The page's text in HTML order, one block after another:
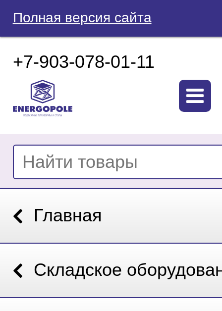
Полная версия сайта
+7-903-078-01-11
Главная
Складское